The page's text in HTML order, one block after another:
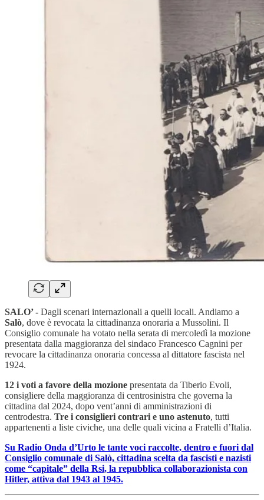
SALO’ - Dagli scenari internazionali a quelli locali. Andiamo a
Salò, dove è revocata la cittadinanza onoraria a Mussolini. Il
Consiglio comunale ha votato nella serata di mercoledì la mozione
presentata dalla maggioranza del sindaco Francesco Cagnini per
revocare la cittadinanza onoraria concessa al dittatore fascista nel
1924.
12 i voti a favore della mozione presentata da Tiberio Evoli,
consigliere della maggioranza di centrosinistra che governa la
cittadina dal 2024, dopo vent’anni di amministrazioni di
centrodestra. Tre i consiglieri contrari e uno astenuto, tutti
appartenenti a liste civiche, una delle quali vicina a Fratelli d’Italia.
Su Radio Onda d’Urto le tante voci raccolte, dentro e fuori dal
Consiglio comunale di Salò, cittadina scelta da fascisti e nazisti
come “capitale” della Rsi, la repubblica collaborazionista con
Hitler, attiva dal 1943 al 1945.